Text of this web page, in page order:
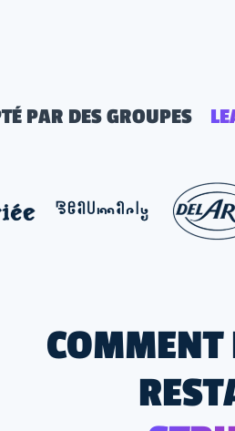
PAR DES GROUPES
COMMENT